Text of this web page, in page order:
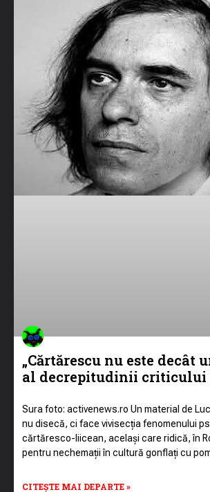
„Cărtărescu nu este decât
al decrepitudinii criticului
Sura foto: activenews.ro Un material de
nu disecă, ci face vivisecția fenomenului
cărtăresco-liicean, același care ridică, în
pentru nechemații în cultură gonflați cu
CITEȘTE MAI DEPARTE »